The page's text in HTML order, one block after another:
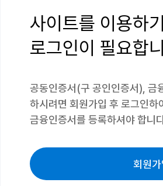
사이트를 이용하기
로그인이 필요합
공동인증서(구 공인인증서), 금
하시려면 회원가입 후 로그인하
금융인증서를 등록하셔야 합니
회원가